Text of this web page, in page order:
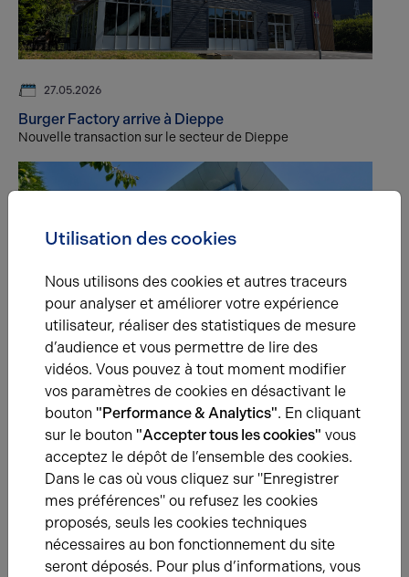
27.05.2026
Burger Factory arrive à Dieppe
Nouvelle transaction sur le secteur de Dieppe
BUREAUX
Quand l’écoute du marché fait toute la différence !
Chez Arthur Loyd Rouen, nous avons récemment réalisé la
vente d’un immeuble tertiaire… pas tout à fait adapté aux
attentes du marché.
Une question ?
Prenez contact avec nos experts pour vous
accompagner dans votre projet d’immobilier
Utilisation des cookies
Nous utilisons des cookies et autres traceurs
pour analyser et améliorer votre expérience
utilisateur, réaliser des statistiques de mesure
d’audience et vous permettre de lire des
vidéos. Vous pouvez à tout moment modifier
vos paramètres de cookies en désactivant le
bouton "Performance & Analytics". En cliquant
sur le bouton "Accepter tous les cookies" vous
acceptez le dépôt de l’ensemble des cookies.
Dans le cas où vous cliquez sur "Enregistrer
mes préférences" ou refusez les cookies
proposés, seuls les cookies techniques
nécessaires au bon fonctionnement du site
seront déposés. Pour plus d’informations, vous